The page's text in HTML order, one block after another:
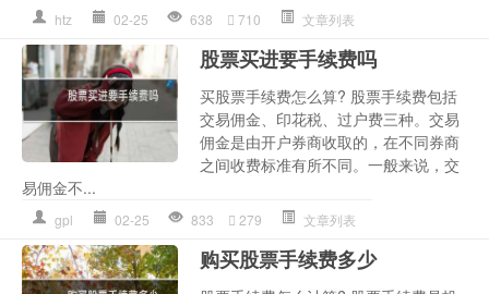
htz 02-25 638 710 文章列表
股票买进要手续费吗
买股票手续费怎么算? 股票手续费包括
交易佣金、印花税、过户费三种。交易
佣金是由开户券商收取的，在不同券商
之间收费标准有所不同。一般来说，交
易佣金不...
gpl 02-25 833 279 文章列表
购买股票手续费多少